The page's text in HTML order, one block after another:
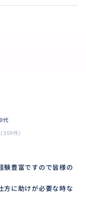
お迎えに行きま
9h15~12h4
9h45~13h15)
円が追加となり
ごろから開き始
は、クリニャン
ご質問頂ければ
代
件)
験豊富ですので皆様の
方に助けが必要な時な